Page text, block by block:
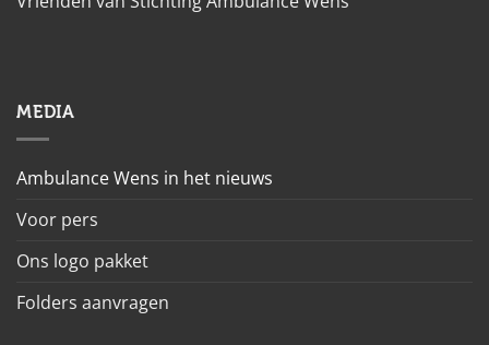
MEDIA
Ambulance Wens in het nieuws
Voor pers
Ons logo pakket
Folders aanvragen